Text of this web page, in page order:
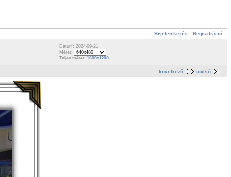
Bejelentkezés Regisztráció
Dátum: 2024-09-21
Méret:
Teljes méret: 1600x1200
következő utolsó